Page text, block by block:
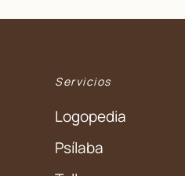
Servicios
Logopedia
Psílaba